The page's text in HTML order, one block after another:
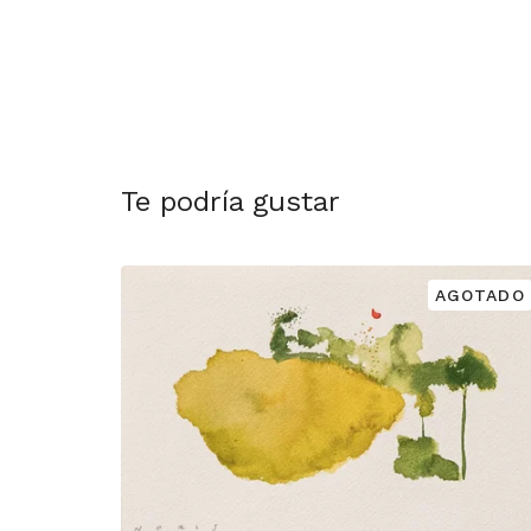
Te podría gustar
AGOTADO